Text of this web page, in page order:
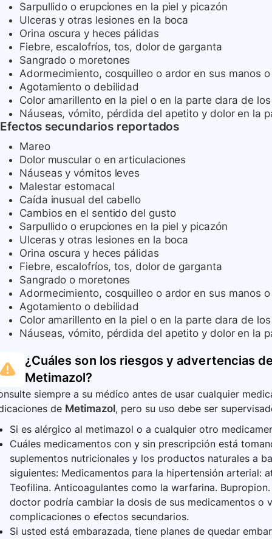
Sarpullido o erupciones en la piel y picazón
Ulceras y otras lesiones en la boca
Orina oscura y heces pálidas
Fiebre, escalofríos, tos, dolor de garganta
Sangrado o moretones
Adormecimiento, cosquilleo o ardor en sus manos
Agotamiento o debilidad
Color amarillento en la piel o en la parte clara de
Náuseas, vómito, pérdida del apetito y dolor en la
Efectos secundarios reportados
Mareo
Dolor muscular o en articulaciones
Náuseas y vómitos leves
Malestar estomacal
Caída inusual del cabello
Cambios en el sentido del gusto
Sarpullido o erupciones en la piel y picazón
Ulceras y otras lesiones en la boca
Orina oscura y heces pálidas
Fiebre, escalofríos, tos, dolor de garganta
Sangrado o moretones
Adormecimiento, cosquilleo o ardor en sus manos
Agotamiento o debilidad
Color amarillento en la piel o en la parte clara de
Náuseas, vómito, pérdida del apetito y dolor en la
¿Cuáles son los riesgos y advertencias
Metimazol?
siempre a su médico antes de usar cualquier
de Metimazol, pero su uso debe ser
Si es alérgico al metimazol o a cualquier otro
Cuáles medicamentos con y sin prescripción está
suplementos nutricionales y los productos naturales a
siguientes: Medicamentos para la hipertensión arterial:
Teofilina. Anticoagulantes como la warfarina.
doctor podría cambiar la dosis de sus medicamentos o
complicaciones o efectos secundarios.
Si usted está embarazada, tiene planes de quedar